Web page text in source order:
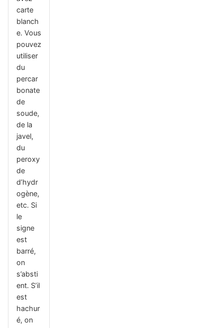
carte
blanch
e. Vous
pouvez
utiliser
du
percar
bonate
de
soude,
de la
javel,
du
peroxy
de
d’hydr
ogène,
etc. Si
le
signe
est
barré,
on
s’absti
ent. S’il
est
hachur
é, on